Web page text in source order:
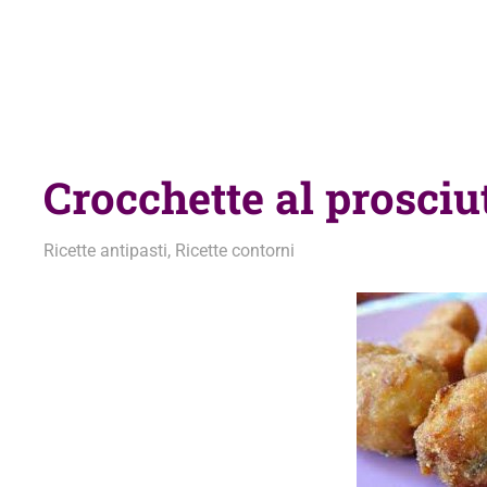
Crocchette al
25 Marzo 2013
admin
Ricette antipasti, Ricette contorni